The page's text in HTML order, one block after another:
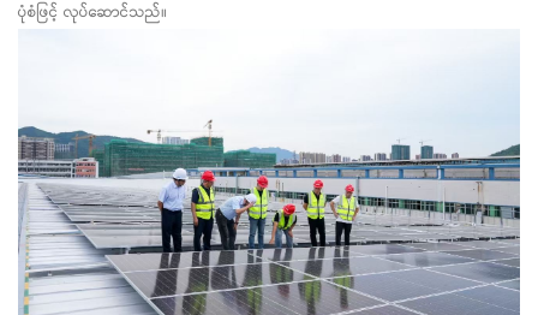
ပုံစံဖြင့် လုပ်ဆောင်သည်။